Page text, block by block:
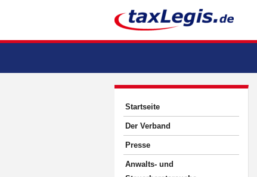
Startseite
Der Verband
Presse
Anwalts- und